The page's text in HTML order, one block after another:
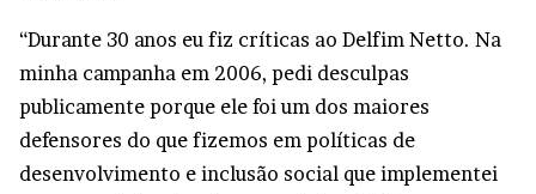
“Durante 30 anos eu fiz críticas ao Delfim Netto. Na
minha campanha em 2006, pedi desculpas
publicamente porque ele foi um dos maiores
defensores do que fizemos em políticas de
desenvolvimento e inclusão social que implementei